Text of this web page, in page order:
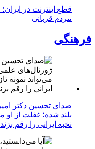
قطع اینترنت در
مردم قربانی
فرهنگی
صدای تحسین دکتر
بلند شده؛ غفلت از او
نخبه ایرانی را رقم بزند